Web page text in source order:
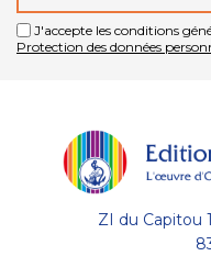
J'accepte les conditions
Protection des données
ZI du Capitou